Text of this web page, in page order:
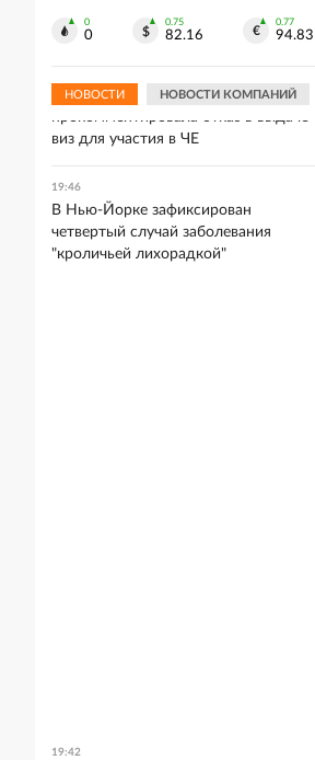
0
0
0.75
82.16
0.77
94.83
НОВОСТИ НОВОСТИ КОМПАНИЙ
продюсер Уильям Орбит
Гимнастка Мельникова
прокомментировала отказ в выдаче
виз для участия в ЧЕ
19:46
В Нью-Йорке зафиксирован
четвертый случай заболевания
"кроличьей лихорадкой"
19:42